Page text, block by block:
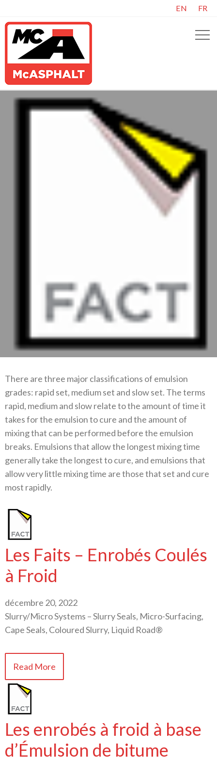
EN FR
There are three major classifications of emulsion
grades: rapid set, medium set and slow set. The terms
rapid, medium and slow relate to the amount of time it
takes for the emulsion to cure and the amount of
mixing that can be performed before the emulsion
breaks. Emulsions that allow the longest mixing time
generally take the longest to cure, and emulsions that
allow very little mixing time are those that set and cure
most rapidly.
Les Faits – Enrobés Coulés
à Froid
décembre 20, 2022
Slurry/Micro Systems – Slurry Seals, Micro-Surfacing,
Cape Seals, Coloured Slurry, Liquid Road®
Read More
Les enrobés à froid à base
d’Émulsion de bitume